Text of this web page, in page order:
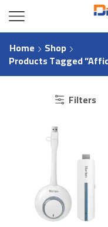
Home Shop
Products Tagged
Filters